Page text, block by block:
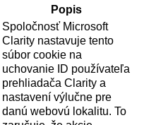
Popis
Spoločnosť Microsoft
Clarity nastavuje tento
súbor cookie na
uchovanie ID používateľa
prehliadača Clarity a
nastavení výlučne pre
danú webovú lokalitu. To